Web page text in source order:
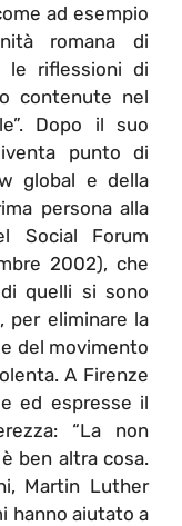
ad esempio
romana di
le riflessioni di
contenute nel
Dopo il suo
punto di
global e della
persona alla
Social Forum
2002), che
quelli si sono
per eliminare la
del movimento
A Firenze
ed espresse il
“La non
ben altra cosa.
Martin Luther
hanno aiutato a